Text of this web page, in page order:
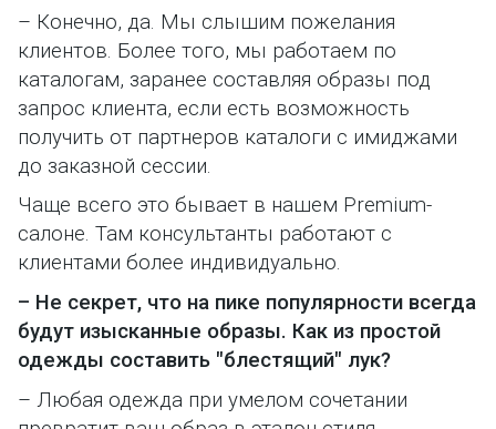
– Конечно, да. Мы слышим пожелания
клиентов. Более того, мы работаем по
каталогам, заранее составляя образы под
запрос клиента, если есть возможность
получить от партнеров каталоги с имиджами
до заказной сессии.
Чаще всего это бывает в нашем Premium-
салоне. Там консультанты работают с
клиентами более индивидуально.
– Не секрет, что на пике популярности всегда
будут изысканные образы. Как из простой
одежды составить "блестящий" лук?
– Любая одежда при умелом сочетании